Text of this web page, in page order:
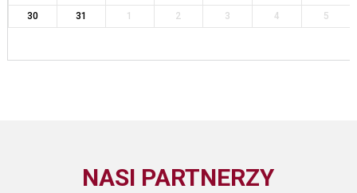
30
31 1 2 3 4 5
NASI PARTNERZY